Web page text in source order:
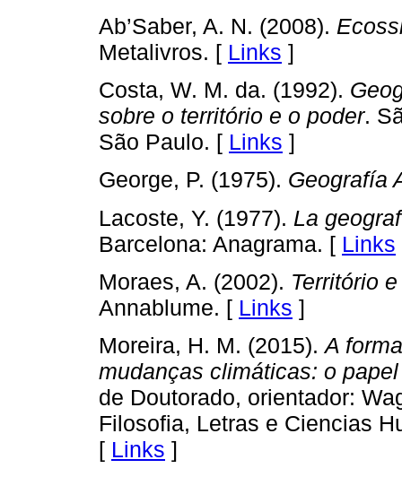
Ab’Saber, A. N. (2008).
Metalivros. [ Links ]
Costa, W. M. da. (1992).
sobre o território e o poder.
São Paulo. [ Links ]
George, P. (1975). Geografía
Lacoste, Y. (1977). La
Barcelona: Anagrama. [ Links
Moraes, A. (2002). Território
Annablume. [ Links ]
Moreira, H. M. (2015).A
mudanças climáticas: o
de Doutorado, orientador:
Filosofia, Letras e Ciencias
[ Links ]